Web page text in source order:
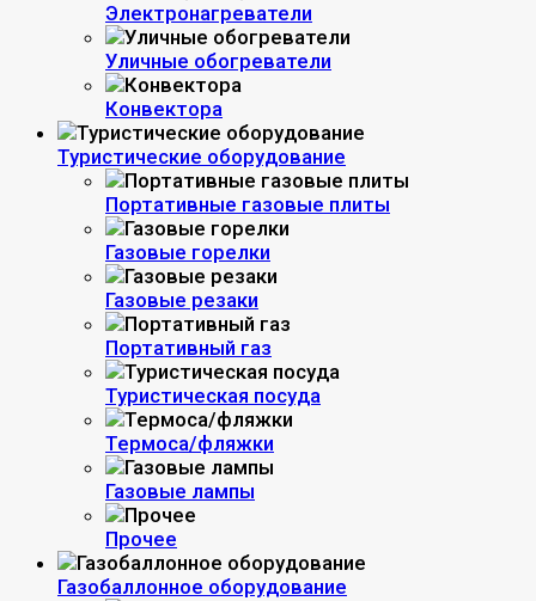
Электронагреватели
Уличные обогреватели
Конвектора
Туристические оборудование
Портативные газовые плиты
Газовые горелки
Газовые резаки
Портативный газ
Туристическая посуда
Термоса/фляжки
Газовые лампы
Прочее
Газобаллонное оборудование